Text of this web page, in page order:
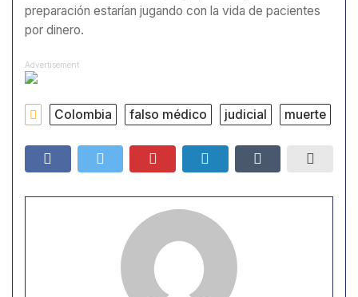
preparación estarían jugando con la vida de pacientes
por dinero.
Advertisement
Colombia falso médico judicial muerte